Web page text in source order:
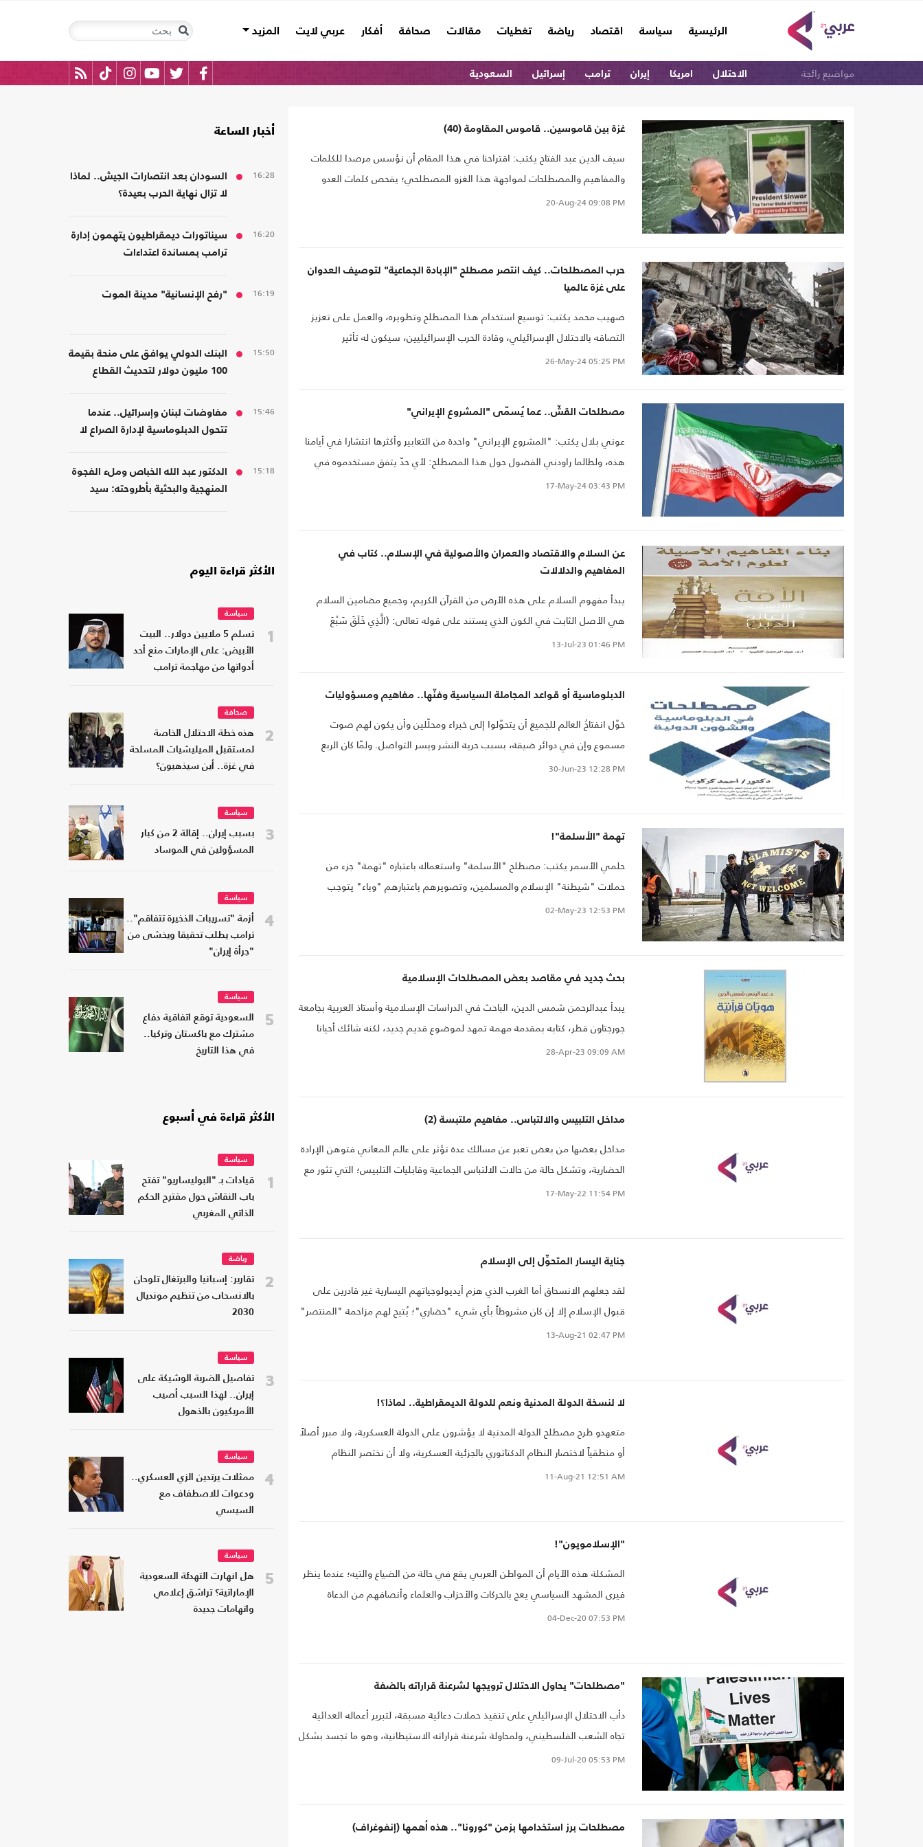
الرئيسية
(current) سياسة اقتصاد رياضة تغطيات مقالات صحافة أفكار عربي لايت المزيد
مواضيع رائجة الاحتلال امريكا إيران ترامب إسرائيل السعودية
غزة بين قاموسين.. قاموس المقاومة (40)
سيف الدين عبد الفتاح يكتب: اقتراحنا في هذا المقام أن نؤسس مرصدا للكلمات
والمفاهيم والمصطلحات لمواجهة هذا الغزو المصطلحي؛ يفحص كلمات العدو
وآثارها ليحذر وينبه الأمة بكل شرائحها وتكويناتها، ويفحص كلمات الأمة الدافعة
20-Aug-2409:08 PM
حرب المصطلحات.. كيف انتصر مصطلح "الإبادة الجماعية" لتوصيف العدوان
على غزة عالميا
صهيب محمد يكتب: توسيع استخدام هذا المصطلح وتطويره، والعمل على تعزيز
التصاقه بالاحتلال الإسرائيلي، وقادة الحرب الإسرائيليين، سيكون له تأثير
استراتيجي على الصراع الفلسطيني الإسرائيلي في المدى القريب، فعلى ما يبدو
26-May-2405:25 PM
مصطلحات القشّ.. عما يُسمّى "المشروع الإيراني"
عوني بلال يكتب: "المشروع الإيراني" واحدة من التعابير وأكثرها انتشارا في أيامنا
هذه، ولطالما راودني الفضول حول هذا المصطلح: لأي حدّ يتفق مستخدموه في
فهمهم له، وهل هم على بيّنةٍ من أمره حقا؟
17-May-2403:43 PM
عن السلام والاقتصاد والعمران والأصولية في الإسلام.. كتاب في
المفاهيم والدلالات
يبدأ مفهوم السلام على هذه الأرض من القرآن الكريم، وجميع مضامين السلام
هي الأصل الثابت في الكون الذي يستند على قوله تعالى: (الَّذِي خَلَقَ سَبْعَ
سَمَاوَاتٍ طِبَاقًا ۖ مَّا تَرَىٰ فِي خَلْقِ الرَّحْمَٰنِ مِن تَفَاوُتٍ ۖ فَارْجِعِ الْبَصَرَ هَلْ تَرَىٰ مِن فُطُورٍ)،
13-Jul-23 01:46 PM
الدبلوماسية أو قواعد المجاملة السياسية وفنّها.. مفاهيم ومسؤوليات
خوّل انفتاحُ العالم للجميع أن يتحوّلوا إلى خبراء ومحلّلين وأن يكون لهم صوت
مسموع وإن في دوائر ضيقة، بسبب حرية النشر ويسر التواصل. ولمّا كان الربع
الأول من هذا القرن سياسيا بامتياز، لكثرة التّحولات التي غيرت من خارطة العالم،
30-Jun-23 12:28 PM
تهمة "الأسلمة"!
حلمي الأسمر يكتب: مصطلح "الأسلمة" واستعماله باعتباره "تهمة" جزء من
حملات "شيطنة" الإسلام والمسلمين، وتصويرهم باعتبارهم "وباء" يتوجب
التخلص منه ومقاومته، في حين لا يكاد يجرؤ أحد -خاصة في الغرب- على انتقاد
02-May-23 12:53 PM
بحث جديد في مقاصد بعض المصطلحات الإسلامية
يبدأ عبدالرحمن شمس الدين، الباحث في الدراسات الإسلامية وأستاذ العربية بجامعة
جورجتاون قطر، كتابه بمقدمة مهمة تمهد لموضوع قديم جديد، لكنه شائك أحيانا
ومثير للجدل أحيانا أخرى، يرى أنه يعاني نقصا في الدراسات الوافية واللازمة التي
28-Apr-23 09:09 AM
مداخل التلبيس والالتباس.. مفاهيم ملتبسة (2)
مداخل بعضها من بعض تعبر عن مسالك عدة تؤثر على عالم المعاني فتوهن الإرادة
الحضارية، وتشكل حالة من حالات الالتباس الجماعية وقابليات التلبيس؛ التي تثور مع
كل حادث أو حديث يبرز فيه فيؤدي إلى حالات من الخضوع أو الخنوع أو من الخذلان أو
17-May-22 11:54 PM
جناية اليسار المتحوِّل إلى الإسلام
لقد جعلهم الانسحاق أما الغرب الذي هزم أيديولوجياتهم اليسارية غير قادرين على
قبول الإسلام إلا إن كان مشروطاً بأي شيء "حضاري"؛ يُتيح لهم مزاحمة "المنتصر"
ومنافسته على نفس أرضيته، وإعادة إنتاج ثوراته السياسية والثقافية، بل والصناعية
13-Aug-21 02:47 PM
لا لنسخة الدولة المدنية ونعم للدولة الديمقراطية.. لماذا؟!
متعهدو طرح مصطلح الدولة المدنية لا يؤشرون على الدولة العسكرية، ولا مبرر أصلاً
أو منطقياً لاختصار النظام الدكتاتوري بالجزئية العسكرية، ولا أن نختصر النظام
الديمقراطي بحكم المدنيين
11-Aug-21 12:51 AM
"الإسلامويون"!
المشكلة هذه الأيام أن المواطن العربي يقع في حالة من الضياع والتيه؛ عندما ينظر
فيرى المشهد السياسي يعج بالحركات والأحزاب والعلماء وأنصافهم من الدعاة
والمجتهدين والمفتين ذوي المرجعية الدينية الإسلامية، فأيهما يتّبع ويصدّق؟ من
04-Dec-20 07:53 PM
"مصطلحات" يحاول الاحتلال ترويجها لشرعنة قراراته بالضفة
دأب الاحتلال الإسرائيلي على تنفيذ حملات دعائية مسبقة، لتبرير أعماله العدائية
تجاه الشعب الفلسطيني، ولمحاولة شرعنة قراراته الاستيطانية، وهو ما تجسد بشكل
واضح بمخططاته الأخيرة..
09-Jul-20 05:53 PM
مصطلحات برز استخدامها بزمن "كورونا".. هذه أهمها (إنفوغراف)
أخبار الساعة
16:28
السودان بعد انتصارات الجيش.. لماذا
لا تزال نهاية الحرب بعيدة؟
16:20
سيناتورات ديمقراطيون يتهمون إدارة
ترامب بمساندة اعتداءات
16:19 "رفح الإنسانية" مدينة الموت
15:50
البنك الدولي يوافق على منحة بقيمة
100 مليون دولار لتحديث القطاع
15:46
مفاوضات لبنان وإسرائيل.. عندما
تتحول الدبلوماسية لإدارة الصراع لا
15:18
الدكتور عبد الله الخباص وملء الفجوة
المنهجية والبحثية بأطروحته: سيد
الأكثر قراءة اليوم
1
سياسة
تسلم 5 ملايين دولار.. البيت
الأبيض: على الإمارات منع أحد
أدواتها من مهاجمة ترامب
2
صحافة
هذه خطة الاحتلال الخاصة
لمستقبل الميليشيات المسلحة
في غزة.. أين سيذهبون؟
3
سياسة
بسبب إيران.. إقالة 2 من كبار
المسؤولين في الموساد
4
سياسة
أزمة "تسريبات الذخيرة تتفاقم"..
ترامب يطلب تحقيقا ويخشى من
"جرأة إيران"
5
سياسة
السعودية توقع اتفاقية دفاع
مشترك مع باكستان وتركيا..
في هذا التاريخ
الأكثر قراءة في أسبوع
1
سياسة
قيادات بـ "البوليساريو" تفتح
باب النقاش حول مقترح الحكم
الذاتي المغربي
2
رياضة
تقارير: إسبانيا والبرتغال تلوحان
بالانسحاب من تنظيم مونديال
2030
3
سياسة
تفاصيل الضربة الوشيكة على
إيران.. لهذا السبب أصيب
الأمريكيون بالذهول
4
سياسة
ممثلات يرتدين الزي العسكري..
ودعوات للاصطفاف مع
السيسي
5
سياسة
هل انهارت التهدئة السعودية
الإماراتية؟ تراشق إعلامي
واتهامات جديدة